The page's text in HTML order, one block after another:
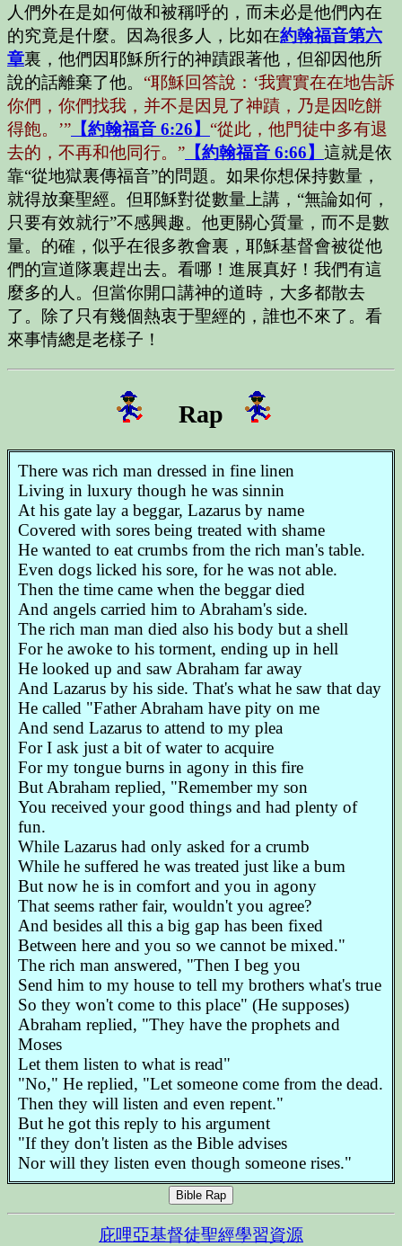
人們外在是如何做和被稱呼的，而未必是他們內在
的究竟是什麼。因為很多人，比如在約翰福音第六
章裏，他們因耶穌所行的神蹟跟著他，但卻因他所
說的話離棄了他。 “耶穌回答說：‘我實實在在地告訴
你們，你們找我，并不是因見了神蹟，乃是因吃餅
得飽。’” 【約翰福音 6:26】 “從此，他門徒中多有退
去的，不再和他同行。” 【約翰福音 6:66】 這就是依
靠“從地獄裏傳福音”的問題。如果你想保持數量，
就得放棄聖經。但耶穌對從數量上講，“無論如何，
只要有效就行”不感興趣。他更關心質量，而不是數
量。的確，似乎在很多教會裏，耶穌基督會被從他
們的宣道隊裏趕出去。看哪！進展真好！我們有這
麼多的人。但當你開口講神的道時，大多都散去
了。除了只有幾個熱衷于聖經的，誰也不來了。看
來事情總是老樣子！
Rap
There was rich man dressed in fine linen
Living in luxury though he was sinnin
At his gate lay a beggar, Lazarus by name
Covered with sores being treated with shame
He wanted to eat crumbs from the rich man's table.
Even dogs licked his sore, for he was not able.
Then the time came when the beggar died
And angels carried him to Abraham's side.
The rich man man died also his body but a shell
For he awoke to his torment, ending up in hell
He looked up and saw Abraham far away
And Lazarus by his side. That's what he saw that day
He called "Father Abraham have pity on me
And send Lazarus to attend to my plea
For I ask just a bit of water to acquire
For my tongue burns in agony in this fire
But Abraham replied, "Remember my son
You received your good things and had plenty of
fun.
While Lazarus had only asked for a crumb
While he suffered he was treated just like a bum
But now he is in comfort and you in agony
That seems rather fair, wouldn't you agree?
And besides all this a big gap has been fixed
Between here and you so we cannot be mixed."
The rich man answered, "Then I beg you
Send him to my house to tell my brothers what's true
So they won't come to this place" (He supposes)
Abraham replied, "They have the prophets and
Moses
Let them listen to what is read"
"No," He replied, "Let someone come from the dead.
Then they will listen and even repent."
But he got this reply to his argument
"If they don't listen as the Bible advises
Nor will they listen even though someone rises."
Bible Rap
庇哩亞基督徒聖經學習資源